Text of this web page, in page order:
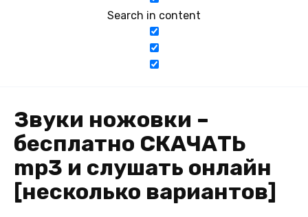
Search in content
Звуки ножовки –
бесплатно СКАЧАТЬ
mp3 и слушать онлайн
[несколько вариантов]